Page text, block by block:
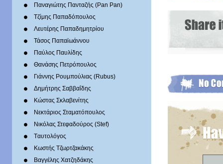
Παναγιώτης Πανταζής (Pan Pan)
Τζίμης Παπαδόπουλος
Λευτέρης Παπαδημητρίου
Τάσος Παπαϊωάννου
Παύλος Παυλίδης
Θανάσης Πετρόπουλος
Γιάννης Ρουμπούλιας (Rubus)
Δημήτρης Σαββαΐδης
Κώστας Σκλαβενίτης
Νεκτάριος Σταματόπουλος
Νικόλας Στεφαδούρος (Stef)
Tαυτολόγος
Κωστής Τζωρτζακάκης
Βαγγέλης Χατζηδάκης